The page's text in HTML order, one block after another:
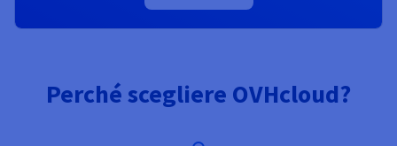
Perché scegliere OVHcloud?